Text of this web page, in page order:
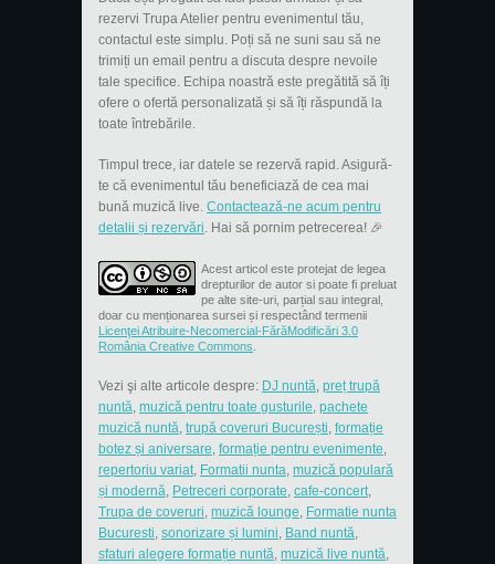
rezervi Trupa Atelier pentru evenimentul tău,
contactul este simplu. Poți să ne suni sau să ne
trimiți un email pentru a discuta despre nevoile
tale specifice. Echipa noastră este pregătită să îți
ofere o ofertă personalizată și să îți răspundă la
toate întrebările.
Timpul trece, iar datele se rezervă rapid. Asigură-
te că evenimentul tău beneficiază de cea mai
bună muzică live. Contactează-ne acum pentru
detalii și rezervări . Hai să pornim petrecerea! 🎉
Acest articol este protejat de legea
drepturilor de autor si poate fi preluat
pe alte site-uri, parțial sau integral,
doar cu menționarea sursei și respectând termenii
Licenţei Atribuire-Necomercial-FărăModificări 3.0
România Creative Commons
Vezi şi alte articole despre: DJ nuntă preț trupă
nuntă muzică pentru toate gusturile pachete
muzică nuntă trupă coveruri București formație
botez și aniversare formație pentru evenimente
repertoriu variat Formatii nunta muzică populară
și modernă Petreceri corporate cafe-concert
Trupa de coveruri muzică lounge Formatie nunta
Bucuresti sonorizare și lumini Band nuntă
sfaturi alegere formație nuntă muzică live nuntă